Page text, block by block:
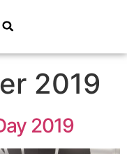
2019
2019